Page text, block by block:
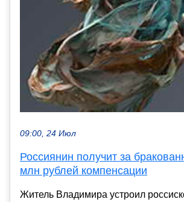
09:00, 24 Июл
Россиянин получит за
млн рублей компенсации
Житель Владимира устроил